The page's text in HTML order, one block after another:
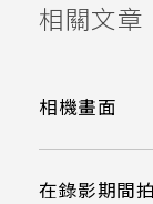
相關文章
相機畫面
在錄影期間